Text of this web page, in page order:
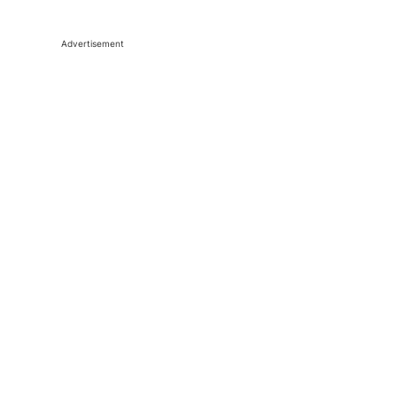
Advertisement